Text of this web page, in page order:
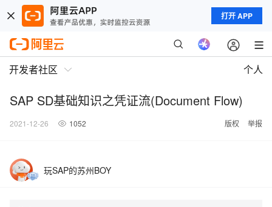
打开 APP
开发者社区 个人
SAP SD基础知识之凭证流(Document Flow)
2021-12-26 1052 版权 举报
玩SAP的苏州BOY